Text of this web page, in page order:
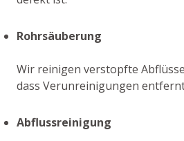
Rohrsäuberung
Wir reinigen verstopfte
dass Verunreinigungen
Abflussreinigung